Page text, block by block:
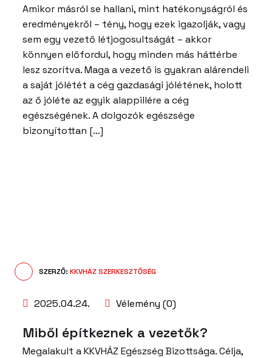
Amikor másról se hallani, mint hatékonyságról és
eredményekről – tény, hogy ezek igazolják, vagy
sem egy vezető létjogosultságát – akkor
könnyen előfordul, hogy minden más háttérbe
lesz szorítva. Maga a vezető is gyakran alárendeli
a saját jólétét a cég gazdasági jólétének, holott
az ő jóléte az egyik alappillére a cég
egészségének. A dolgozók egészsége
bizonyítottan […]
SZERZŐ: KKVHÁZ SZERKESZTŐSÉG
2025.04.24. Vélemény (0)
Miből építkeznek a vezetők?
Megalakult a KKVHÁZ Egészség Bizottsága. Célja,